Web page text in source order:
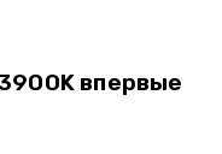
впервые